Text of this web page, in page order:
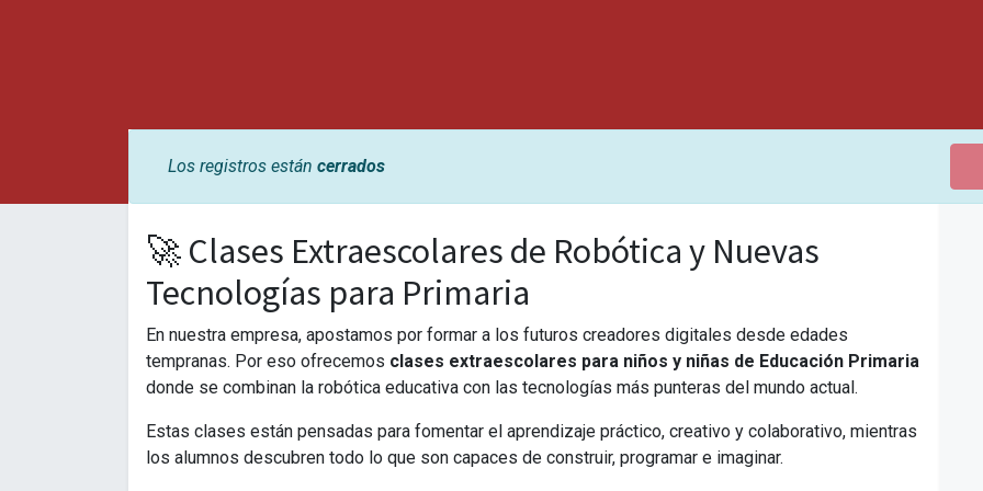
Los registros están cerrados
🚀 Clases Extraescolares de Robótica y Nuevas
Tecnologías para Primaria
En nuestra empresa, apostamos por formar a los futuros creadores digitales desde edades
tempranas. Por eso ofrecemos clases extraescolares para niños y niñas de Educación Primaria
donde se combinan la robótica educativa con las tecnologías más punteras del mundo actual.
Estas clases están pensadas para fomentar el aprendizaje práctico, creativo y colaborativo, mientras
los alumnos descubren todo lo que son capaces de construir, programar e imaginar.